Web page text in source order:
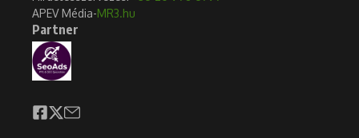
APEV Média-MR3.hu
Partner